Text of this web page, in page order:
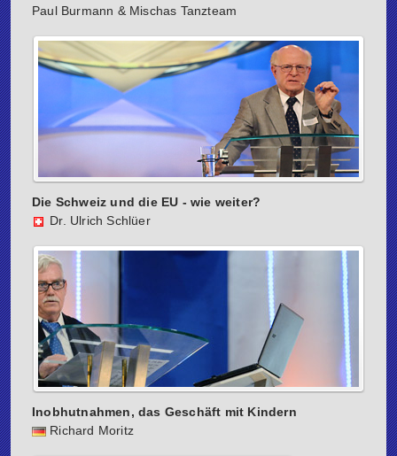
Paul Burmann & Mischas Tanzteam
Die Schweiz und die EU - wie weiter?
Dr. Ulrich Schlüer
Inobhutnahmen, das Geschäft mit Kindern
Richard Moritz